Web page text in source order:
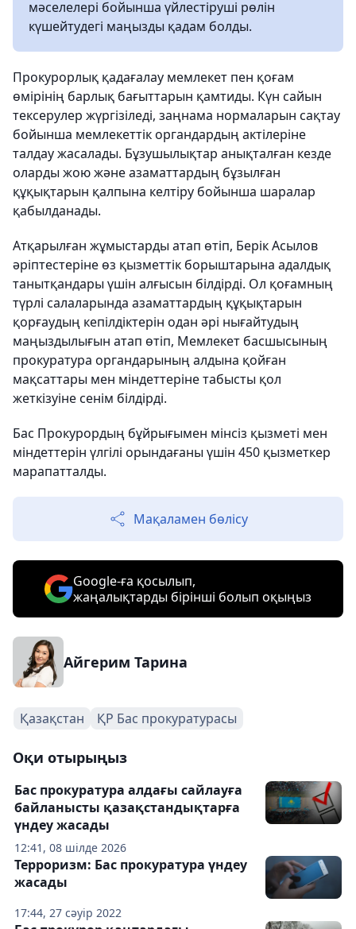
мәселелері бойынша үйлестіруші рөлін
күшейтудегі маңызды қадам болды.
Прокурорлық қадағалау мемлекет пен қоғам
өмірінің барлық бағыттарын қамтиды. Күн сайын
тексерулер жүргізіледі, заңнама нормаларын сақтау
бойынша мемлекеттік органдардың актілеріне
талдау жасалады. Бұзушылықтар анықталған кезде
оларды жою және азаматтардың бұзылған
құқықтарын қалпына келтіру бойынша шаралар
қабылданады.
Атқарылған жұмыстарды атап өтіп, Берік Асылов
әріптестеріне өз қызметтік борыштарына адалдық
танытқандары үшін алғысын білдірді. Ол қоғамның
түрлі салаларында азаматтардың құқықтарын
қорғаудың кепілдіктерін одан әрі нығайтудың
маңыздылығын атап өтіп, Мемлекет басшысының
прокуратура органдарының алдына қойған
мақсаттары мен міндеттеріне табысты қол
жеткізуіне сенім білдірді.
Бас Прокурордың бұйрығымен мінсіз қызметі мен
міндеттерін үлгілі орындағаны үшін 450 қызметкер
марапатталды.
Мақаламен бөлісу
Google-ға қосылып,
жаңалықтарды бірінші болып оқыңыз
Айгерим Тарина
Қазақстан ҚР Бас прокуратурасы
Оқи отырыңыз
12:41, 08 шілде 2026
Бас прокуратура алдағы сайлауға
байланысты қазақстандықтарға
үндеу жасады
17:44, 27 сәуір 2022
Терроризм: Бас прокуратура үндеу
жасады